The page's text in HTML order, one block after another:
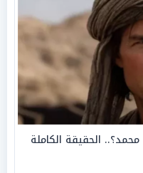
الحقيقة الكاملة